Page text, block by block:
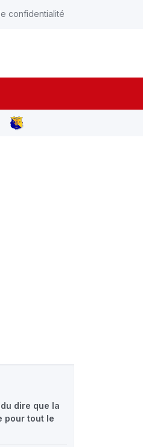
confidentialité
dire que la
pour tout le